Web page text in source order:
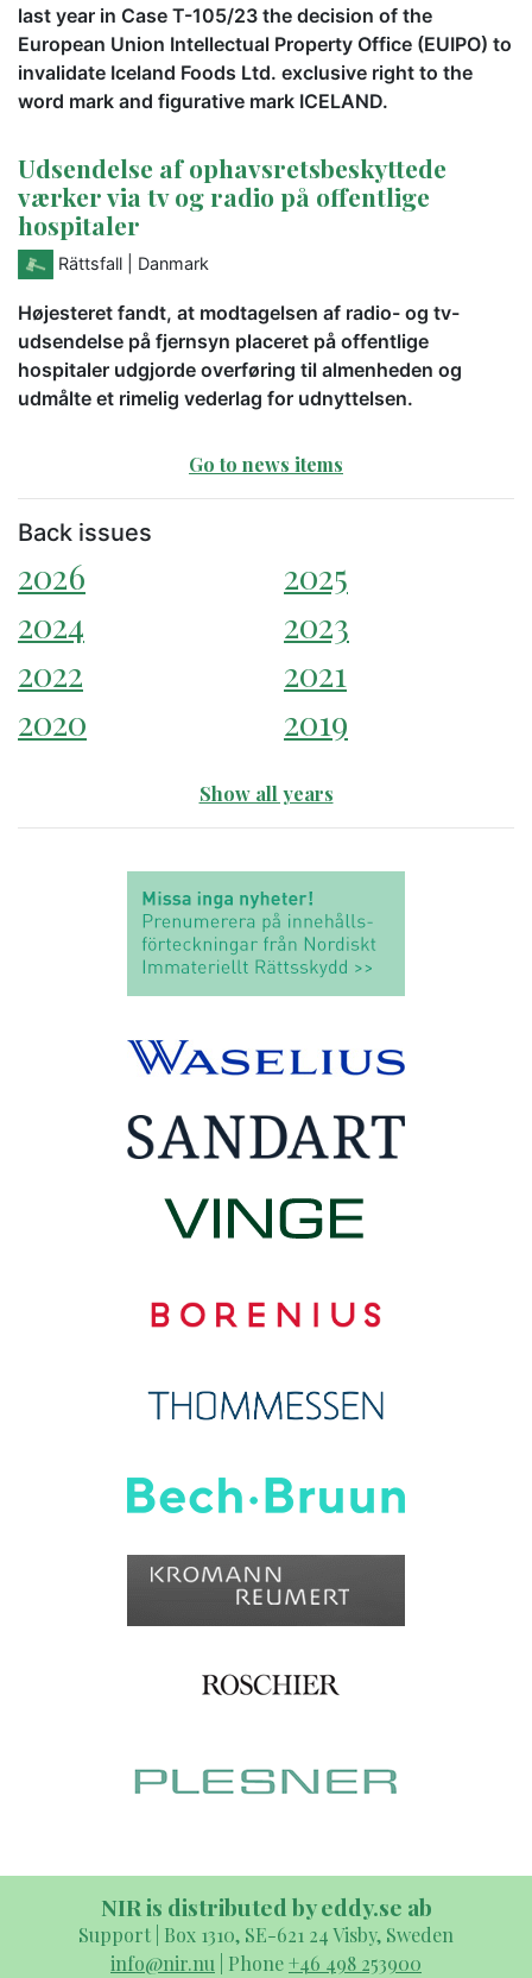
last year in Case T-105/23 the decision of the
European Union Intellectual Property Office (EUIPO) to
invalidate Iceland Foods Ltd. exclusive right to the
word mark and figurative mark ICELAND.
Udsendelse af ophavsretsbeskyttede
værker via tv og radio på offentlige
hospitaler
Rättsfall | Danmark
Højesteret fandt, at modtagelsen af radio- og tv-
udsendelse på fjernsyn placeret på offentlige
hospitaler udgjorde overføring til almenheden og
udmålte et rimelig vederlag for udnyttelsen.
Go to news items
Back issues
2026
2025
2024
2023
2022
2021
2020
2019
Show all years
NIR is distributed by eddy.se ab
Support | Box 1310, SE-621 24 Visby, Sweden
info@nir.nu | Phone+46 498 253900